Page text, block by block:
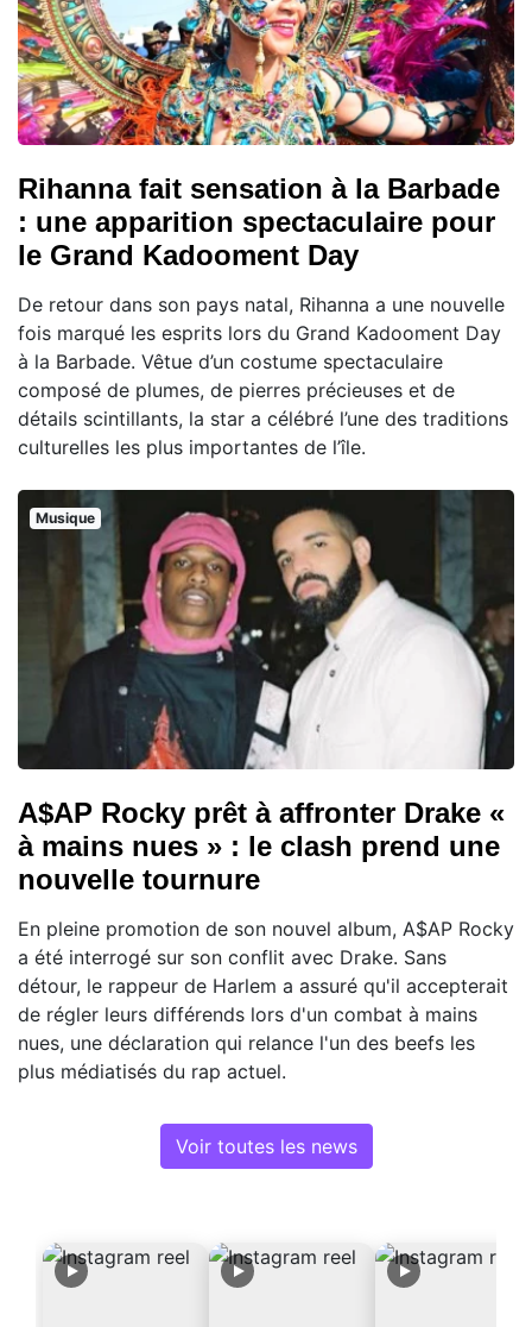
Rihanna fait sensation à la Barbade
: une apparition spectaculaire pour
le Grand Kadooment Day
De retour dans son pays natal, Rihanna a une nouvelle
fois marqué les esprits lors du Grand Kadooment Day
à la Barbade. Vêtue d’un costume spectaculaire
composé de plumes, de pierres précieuses et de
détails scintillants, la star a célébré l’une des traditions
culturelles les plus importantes de l’île.
Musique
A$AP Rocky prêt à affronter Drake «
à mains nues » : le clash prend une
nouvelle tournure
En pleine promotion de son nouvel album, A$AP Rocky
a été interrogé sur son conflit avec Drake. Sans
détour, le rappeur de Harlem a assuré qu'il accepterait
de régler leurs différends lors d'un combat à mains
nues, une déclaration qui relance l'un des beefs les
plus médiatisés du rap actuel.
Voir toutes les news